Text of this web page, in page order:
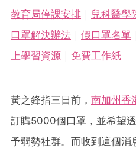
教育局停課安排 ｜ 兒科醫學
口罩解決辦法 ｜ 假口罩名單
上學習資源 ｜ 免費工作紙
黃之鋒指三日前， 南加州香
訂購5000個口罩，並希望
予弱勢社群。而收到這個